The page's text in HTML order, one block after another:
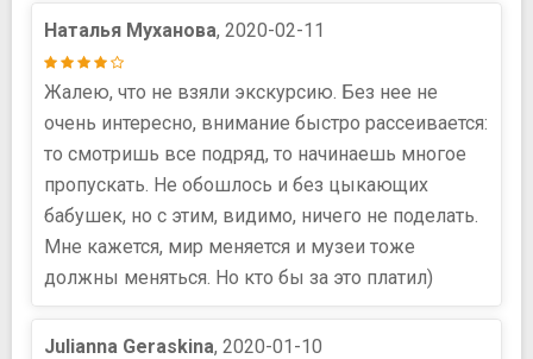
Наталья Муханова, 2020-02-11
Жалею, что не взяли экскурсию. Без нее не
очень интересно, внимание быстро рассеивается:
то смотришь все подряд, то начинаешь многое
пропускать. Не обошлось и без цыкающих
бабушек, но с этим, видимо, ничего не поделать.
Мне кажется, мир меняется и музеи тоже
должны меняться. Но кто бы за это платил)
Julianna Geraskina, 2020-01-10